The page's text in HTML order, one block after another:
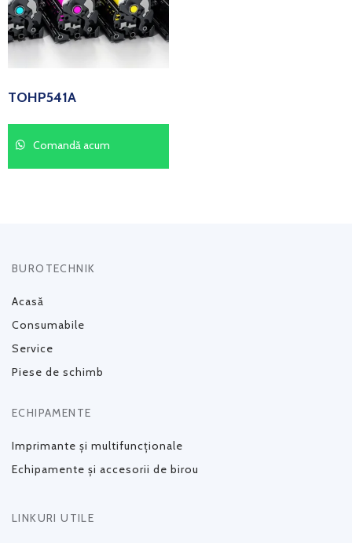
TOHP541A
Comandă acum
BUROTECHNIK
Acasă
Consumabile
Service
Piese de schimb
ECHIPAMENTE
Imprimante și multifuncționale
Echipamente și accesorii de birou
LINKURI UTILE